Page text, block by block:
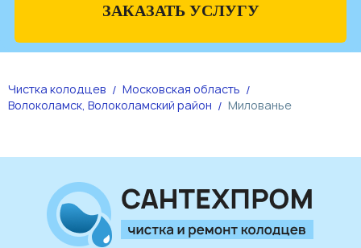
ЗАКАЗАТЬ УСЛУГУ
Чистка колодцев
Московская область
Волоколамск, Волоколамский район
Милованье